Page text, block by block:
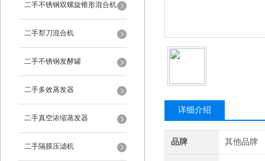
二手不锈钢双螺旋锥形混合机
二手犁刀混合机
二手不锈钢发酵罐
二手多效蒸发器
二手真空浓缩蒸发器
二手隔膜压滤机
详细介绍
品牌 其他品牌